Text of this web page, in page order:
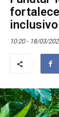
inclusivo
10:20 - 18/03/